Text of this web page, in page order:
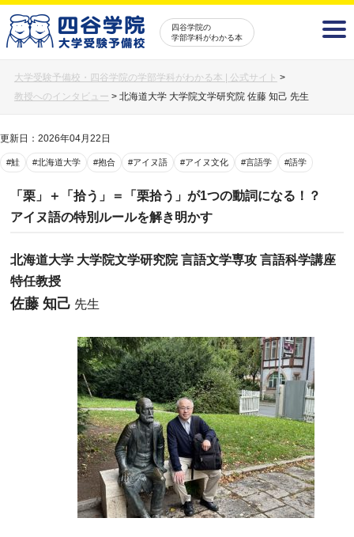
四谷学院の
学部学科がわかる本
大学受験予備校・四谷学院の学部学科がわかる本 | 公式サイト >
教授へのインタビュー > 北海道大学 大学院文学研究院 佐藤 知己 先生
更新日：2026年04月22日
#鮭 #北海道大学 #抱合 #アイヌ語 #アイヌ文化 #言語学 #語学
「栗」＋「拾う」＝「栗拾う」が1つの動詞になる！？
アイヌ語の特別ルールを解き明かす
北海道大学 大学院文学研究院 言語文学専攻 言語科学講座
特任教授
佐藤 知己 先生